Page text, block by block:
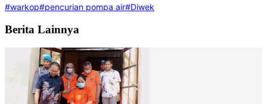
#warkop#pencurian pompa air#Diwek
Berita Lainnya